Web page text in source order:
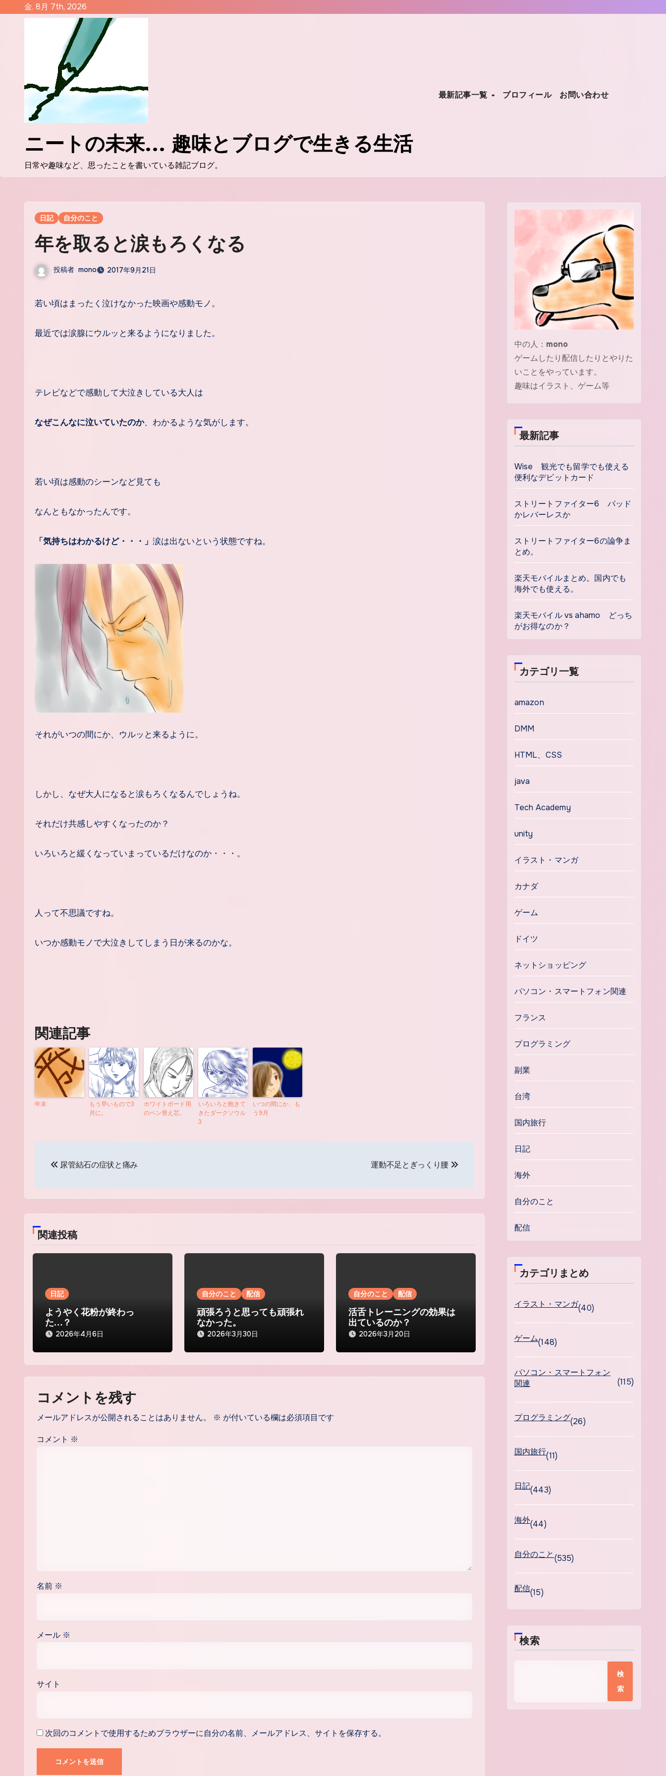
金. 8月 7th, 2026
ニートの未来... 趣味とブログで生きる生活
日常や趣味など、思ったことを書いている雑記ブログ。
最新記事一覧 プロフィール お問い合わせ
日記 自分のこと
年を取ると涙もろくなる
投稿者 mono 2017年9月21日
若い頃はまったく泣けなかった映画や感動モノ。
最近では涙腺にウルッと来るようになりました。
テレビなどで感動して大泣きしている大人は
なぜこんなに泣いていたのか、わかるような気がします。
若い頃は感動のシーンなど見ても
なんともなかったんです。
「気持ちはわかるけど・・・」 涙は出ないという状態ですね。
それがいつの間にか、ウルッと来るように。
しかし、なぜ大人になると涙もろくなるんでしょうね。
それだけ共感しやすくなったのか？
いろいろと緩くなっていまっているだけなのか・・・。
人って不思議ですね。
いつか感動モノで大泣きしてしまう日が来るのかな。
関連記事
年末
もう早いもので3
月に。
ホワイトボード用
のペン替え芯。
いろいろと飽きて
きたダークソウル
3
いつの間にか、も
う9月
ビ
ゲ
ー
ョ
ン
尿管結石の症状と痛み 運動不足とぎっくり腰
関連投稿
日記
ようやく花粉が終わっ
た…？
2026年4月6日
自分のこと 配信
頑張ろうと思っても頑張れ
なかった。
2026年3月30日
自分のこと 配信
活舌トレーニングの効果は
出ているのか？
2026年3月20日
コメントを残す
メールアドレスが公開されることはありません。 ※ が付いている欄は必須項目です
コメント ※
名前 ※
メール ※
サイト
次回のコメントで使用するためブラウザーに自分の名前、メールアドレス、サイトを保存する。
中の人： mono
ゲームしたり配信したりとやりた
いことをやっています。
趣味はイラスト、ゲーム等
最新記事
Wise 観光でも留学でも使える
便利なデビットカード
ストリートファイター6 パッド
かレバーレスか
ストリートファイター6の論争ま
とめ。
楽天モバイルまとめ。国内でも
海外でも使える。
楽天モバイル vs ahamo どっち
がお得なのか？
カテゴリ一覧
amazon
DMM
HTML、CSS
java
Tech Academy
unity
イラスト・マンガ
カナダ
ゲーム
ドイツ
ネットショッピング
パソコン・スマートフォン関連
フランス
プログラミング
副業
台湾
国内旅行
日記
海外
自分のこと
配信
カテゴリまとめ
イラスト・マンガ(40)
ゲーム(148)
パソコン・スマートフォン
関連
(115)
プログラミング(26)
国内旅行(11)
日記(443)
海外(44)
自分のこと(535)
配信(15)
検索
検
索